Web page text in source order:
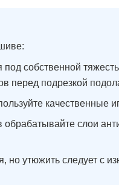
под собственной
перед подрезкой
качественные
слои
утюжить следует с